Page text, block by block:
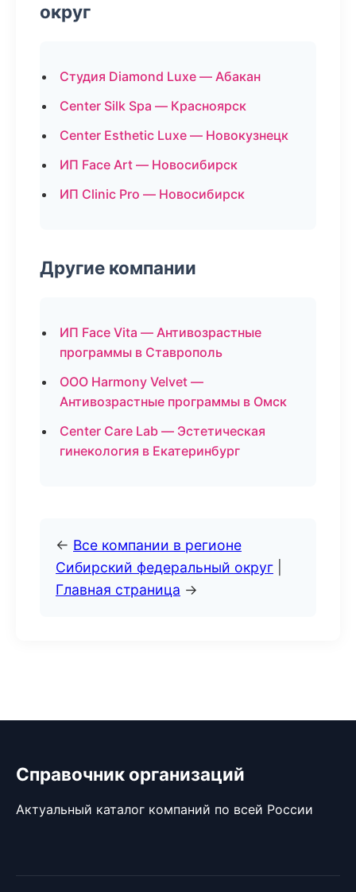
округ
Студия Diamond Luxe — Абакан
Center Silk Spa — Красноярск
Center Esthetic Luxe — Новокузнецк
ИП Face Art — Новосибирск
ИП Clinic Pro — Новосибирск
Другие компании
ИП Face Vita — Антивозрастные
программы в Ставрополь
ООО Harmony Velvet —
Антивозрастные программы в Омск
Center Care Lab — Эстетическая
гинекология в Екатеринбург
← Все компании в регионе
Сибирский федеральный округ
Главная страница →
Справочник организаций
Актуальный каталог компаний по всей России